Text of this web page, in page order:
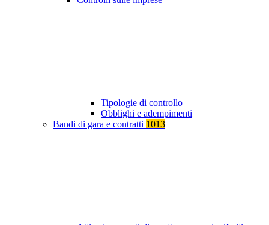
Tipologie di controllo
Obblighi e adempimenti
Bandi di gara e contratti 1013